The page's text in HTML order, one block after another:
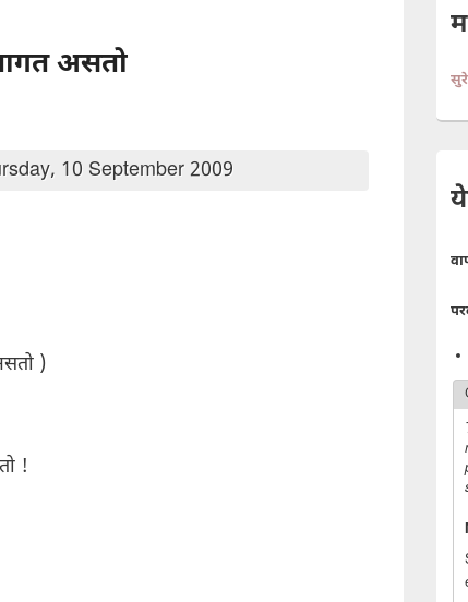
असतो
10 September 2009
)
!